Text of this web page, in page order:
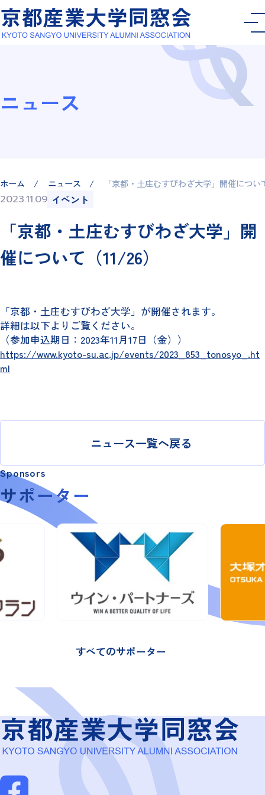
ニュース
ホーム ニュース 「京都・土庄むすびわざ大学」開催につい
2023.11.09 イベント
「京都・土庄むすびわざ大学」開
催について（11/26）
「京都・土庄むすびわざ大学」が開催されます。
詳細は以下よりご覧ください。
（参加申込期日：2023年11月17日（金））
https://www.kyoto-su.ac.jp/events/2023_853_tonosyo_.ht
ml
ニュース一覧へ戻る
Sponsors
サポーター
すべてのサポーター